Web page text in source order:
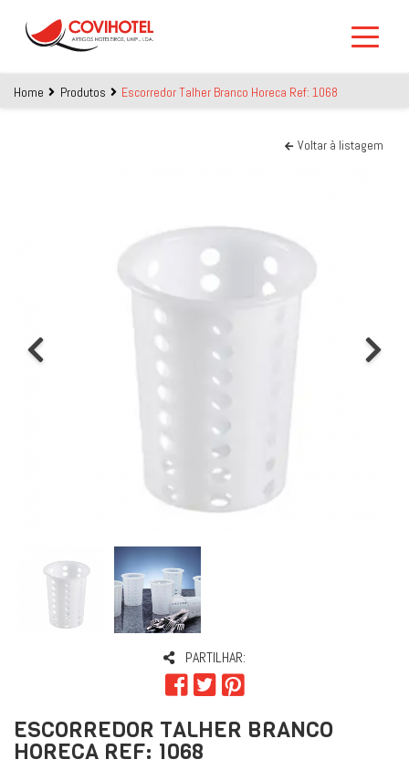
Home Produtos Escorredor Talher Branco Horeca Ref: 1068
Voltar à listagem
PARTILHAR:
ESCORREDOR TALHER BRANCO
HORECA REF: 1068